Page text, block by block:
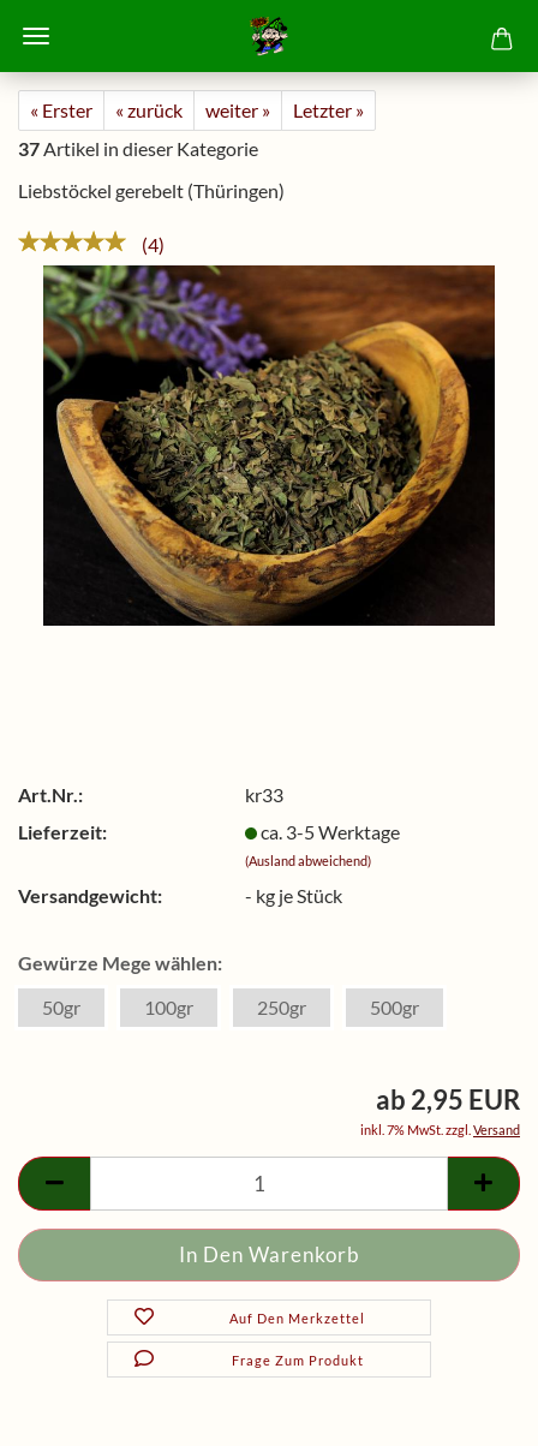
« Erster « zurück weiter »
Letzter »
37Artikel in dieser Kategorie
Liebstöckel gerebelt (Thüringen)
4
Art.Nr.:
kr33
Lieferzeit:
ca. 3-5 Werktage
(Ausland abweichend)
Versandgewicht: - kg je Stück
Gewürze Mege wählen:
50gr
100gr 250gr 500gr
ab 2,95 EUR
inkl. 7% MwSt. zzgl. Versand
Auf Den Merkzettel
Frage Zum Produkt